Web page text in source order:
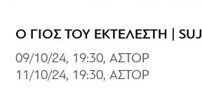
Ο ΓΙΟΣ ΤΟΥ ΕΚΤΕΛΕΣΤΗ |
09/10/24, 19:30, ΑΣΤΟΡ
11/10/24, 19:30, ΑΣΤΟΡ